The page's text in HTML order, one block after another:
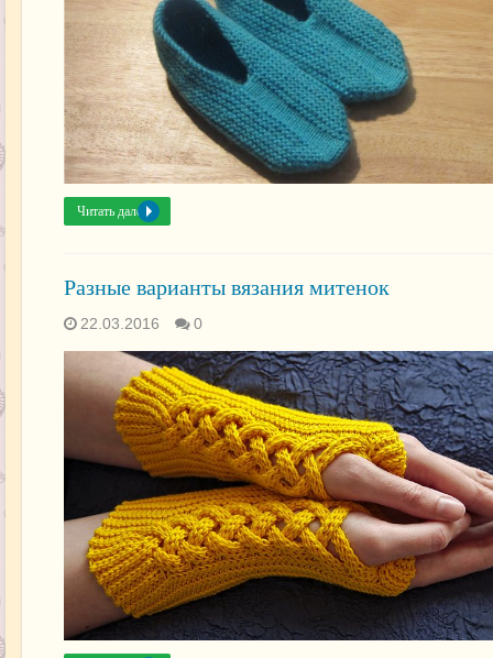
Читать далее »
Разные варианты вязания митенок
22.03.2016 0